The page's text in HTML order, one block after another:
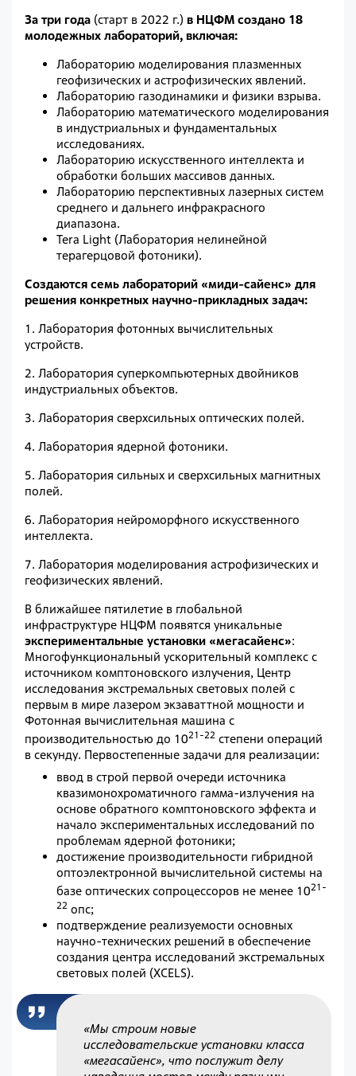
За три года (старт в 2022 г.) в НЦФМ создано 18
молодежных лабораторий, включая:
Лабораторию моделирования плазменных
геофизических и астрофизических явлений.
Лабораторию газодинамики и физики взрыва.
Лабораторию математического моделирования
в индустриальных и фундаментальных
исследованиях.
Лабораторию искусственного интеллекта и
обработки больших массивов данных.
Лабораторию перспективных лазерных систем
среднего и дальнего инфракрасного
диапазона.
Tera Light (Лаборатория нелинейной
терагерцовой фотоники).
Создаются семь лабораторий «миди-сайенс» для
решения конкретных научно-прикладных задач:
1. Лаборатория фотонных вычислительных
устройств.
2. Лаборатория суперкомпьютерных двойников
индустриальных объектов.
3. Лаборатория сверхсильных оптических полей.
4. Лаборатория ядерной фотоники.
5. Лаборатория сильных и сверхсильных магнитных
полей.
6. Лаборатория нейроморфного искусственного
интеллекта.
7. Лаборатория моделирования астрофизических и
геофизических явлений.
В ближайшее пятилетие в глобальной
инфраструктуре НЦФМ появятся уникальные
экспериментальные установки «мегасайенс»:
Многофункциональный ускорительный комплекс с
источником комптоновского излучения, Центр
исследования экстремальных световых полей с
первым в мире лазером экзаваттной мощности и
Фотонная вычислительная машина с
производительностью до 1021-22 степени операций
в секунду. Первостепенные задачи для реализации:
ввод в строй первой очереди источника
квазимонохроматичного гамма-излучения на
основе обратного комптоновского эффекта и
начало экспериментальных исследований по
проблемам ядерной фотоники;
достижение производительности гибридной
оптоэлектронной вычислительной системы на
базе оптических сопроцессоров не менее 1021-
22 опс;
подтверждение реализуемости основных
научно-технических решений в обеспечение
создания центра исследований экстремальных
световых полей (XCELS).
«Мы строим новые
исследовательские установки класса
«мегасайенс», что послужит делу